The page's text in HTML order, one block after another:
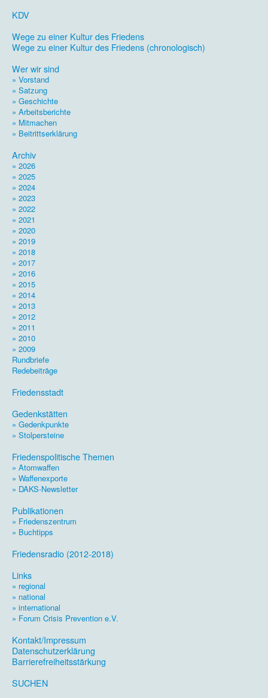
KDV
Wege zu einer Kultur des Friedens
Wege zu einer Kultur des Friedens (chronologisch)
Wer wir sind
» Vorstand
» Satzung
» Geschichte
» Arbeitsberichte
» Mitmachen
» Beitrittserklärung
Archiv
» 2026
» 2025
» 2024
» 2023
» 2022
» 2021
» 2020
» 2019
» 2018
» 2017
» 2016
» 2015
» 2014
» 2013
» 2012
» 2011
» 2010
» 2009
Rundbriefe
Redebeiträge
Friedensstadt
Gedenkstätten
» Gedenkpunkte
» Stolpersteine
Friedenspolitische Themen
» Atomwaffen
» Waffenexporte
» DAKS-Newsletter
Publikationen
» Friedenszentrum
» Buchtipps
Friedensradio (2012-2018)
Links
» regional
» national
» international
» Forum Crisis Prevention e.V.
Kontakt/Impressum
Datenschutzerklärung
Barrierefreiheitsstärkung
SUCHEN